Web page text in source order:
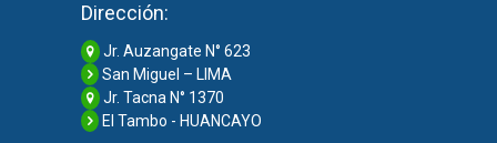
Dirección:
Jr. Auzangate N° 623
San Miguel – LIMA
Jr. Tacna N° 1370
El Tambo - HUANCAYO